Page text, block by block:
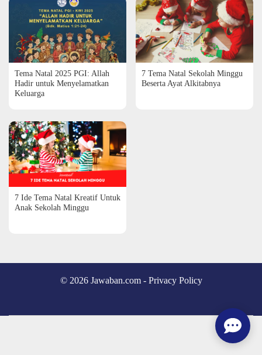
Tema Natal 2025 PGI: Allah
Hadir untuk Menyelamatkan
Keluarga
7 Tema Natal Sekolah Minggu
Beserta Ayat Alkitabnya
7 Ide Tema Natal Kreatif Untuk
Anak Sekolah Minggu
© 2026 Jawaban.com - Privacy Policy